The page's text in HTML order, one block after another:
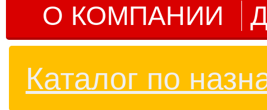
О КОМПАНИИ
Каталог по